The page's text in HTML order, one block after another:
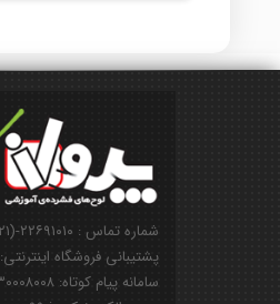
شماره تماس : ۲۲۶۹۱۰۱۰-(۰۲۱)
پشتیبانی فروشگاه اینترنتی: ۰۹۱۲۸۵۰۱۱۲۵
سامانه پیام کوتاه: ۳۰۰۰۸۰۰۸